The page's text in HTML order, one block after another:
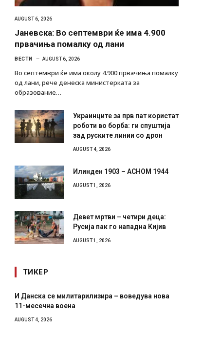
AUGUST 6, 2026
Јаневска: Во септември ќе има 4.900
првачиња помалку од лани
ВЕСТИ AUGUST 6, 2026
Во септември ќе има околу 4.900 првачиња помалку
од лани, рече денеска министерката за
образование…
Украинците за прв пат користат
роботи во борба: ги спуштија
зад руските линии со дрон
AUGUST 4, 2026
Илинден 1903 – АСНОМ 1944
AUGUST 1, 2026
Девет мртви – четири деца:
Русија пак го нападна Кијив
AUGUST 1, 2026
ТИКЕР
И Данска се милитарилизира – воведува нова
11-месечна воена
AUGUST 4, 2026